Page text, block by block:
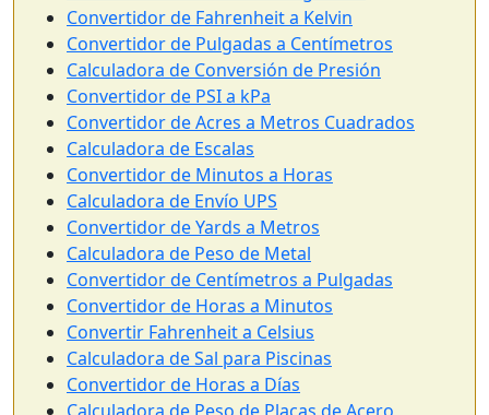
Convertidor de Fahrenheit a Kelvin
Convertidor de Pulgadas a Centímetros
Calculadora de Conversión de Presión
Convertidor de PSI a kPa
Convertidor de Acres a Metros Cuadrados
Calculadora de Escalas
Convertidor de Minutos a Horas
Calculadora de Envío UPS
Convertidor de Yards a Metros
Calculadora de Peso de Metal
Convertidor de Centímetros a Pulgadas
Convertidor de Horas a Minutos
Convertir Fahrenheit a Celsius
Calculadora de Sal para Piscinas
Convertidor de Horas a Días